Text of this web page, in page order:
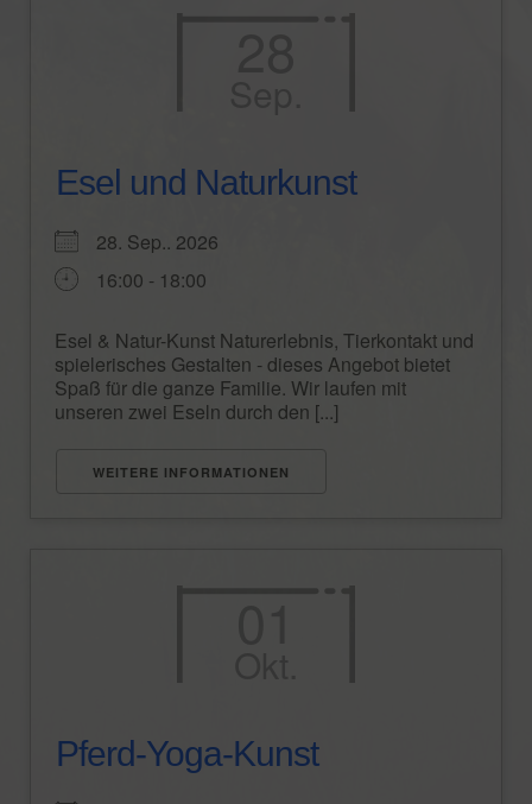
Ferienwohnung „Schwarzwaldstube“
Ferienhaus „Wolftalblick“
REITEN
Das Islandpferd
Wanderritt-Reports
Esel und Naturkunst
28. Sep.. 2026
16:00 - 18:00
Esel & Natur-Kunst Naturerlebnis, Tierkontakt und
spielerisches Gestalten - dieses Angebot bietet
Spaß für die ganze Familie. Wir laufen mit
unseren zwei Eseln durch den [...]
WEITERE INFORMATIONEN
Pferd-Yoga-Kunst